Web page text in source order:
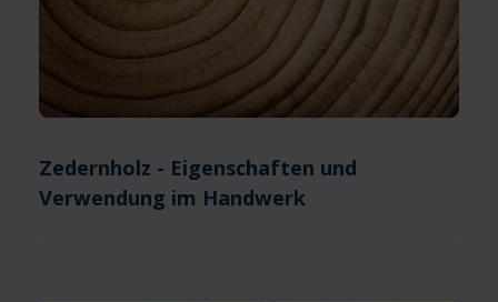
Zedernholz - Eigenschaften und
Verwendung im Handwerk